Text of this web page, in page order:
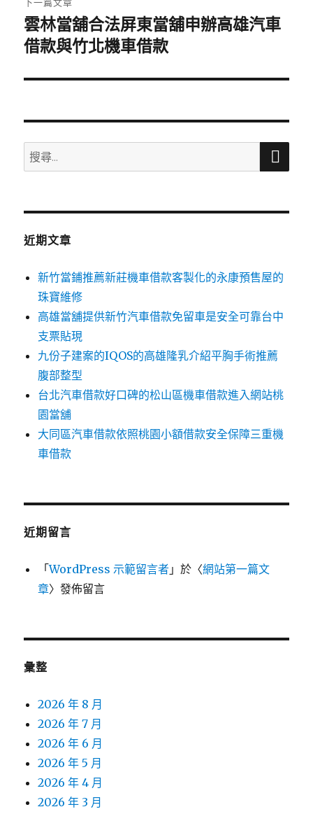
下
一
文
雲林當舖合法屏東當舖申辦高雄汽車
借款與竹北機車借款
搜
尋
鍵
搜
近期文章
新竹當鋪推薦新莊機車借款客製化的永康預售屋的
珠寶維修
高雄當舖提供新竹汽車借款免留車是安全可靠台中
支票貼現
九份子建案的IQOS的高雄隆乳介紹平胸手術推薦
腹部整型
台北汽車借款好口碑的松山區機車借款進入網站桃
園當舖
大同區汽車借款依照桃園小額借款安全保障三重機
車借款
近期留言
「WordPress 示範留言者 」於〈網站第一篇文
章〉發佈留言
彙整
2026 年 8 月
2026 年 7 月
2026 年 6 月
2026 年 5 月
2026 年 4 月
2026 年 3 月